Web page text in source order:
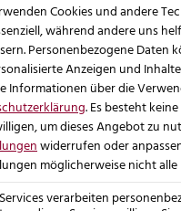
entsteht ein
Markenidentität
Trotzdem braucht
eine
Cookies und andere
während andere uns
Personenbezogene Daten
Anzeigen und
Informationen über die
.Es besteht
um dieses Angebot zu
widerrufen oder
möglicherweise nicht
verarbeiten